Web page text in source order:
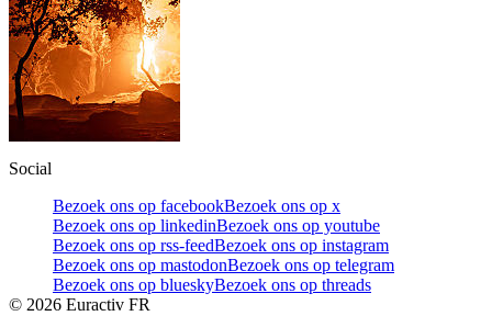
Social
Bezoek ons op facebookBezoek ons op x
Bezoek ons op linkedinBezoek ons op youtube
Bezoek ons op rss-feedBezoek ons op instagram
Bezoek ons op mastodonBezoek ons op telegram
Bezoek ons op blueskyBezoek ons op threads
© 2026 Euractiv FR